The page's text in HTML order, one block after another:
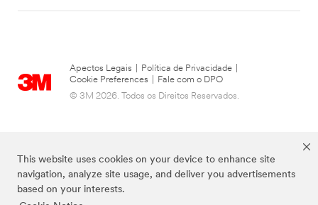
This website uses cookies on your device to enhance site
navigation, analyze site usage, and deliver you advertisements
based on your interests.
Apectos Legais Política de Privacidade
Cookie Preferences
Fale com o DPO
© 3M 2026. Todos os Direitos Reservados.